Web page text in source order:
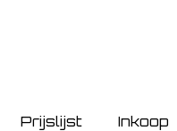
Prijslijst Inkoop